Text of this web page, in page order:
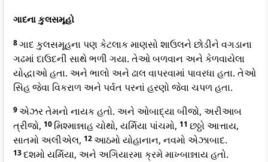
ગાદના કુલસમૂહો
8ગાદ કુલસમૂહના પણ કેટલાક માણસો શાઉલને છોડીને વગડાના
ગઢમાં દાઉદની સાથે ભળી ગયા. તેઓ બળવાન અને કેળવાયેલા
યોદ્ધાઓ હતા. અને ભાલો અને ઢાલ વાપરવામાં પાવરધા હતા. તેઓ
સિંહ જેવા વિકરાળ અને પર્વત પરનાં હરણો જેવા ચપળ હતા.
9એઝર તેમનો નાયક હતો. અને ઓબાદ્યા બીજો, અરીઆબ
ત્રીજો, 10 મિશ્માન્નાહ ચોથો, યર્મિયા પાંચમો, 11 છઠ્ઠો આત્તાય,
સાતમો અલીએલ, 12આઠમો યોહાનાન, નવમો એઝાબાદ.
13દશમો યર્મિયા, અને અગિયારમા ક્રમે માખ્બાન્નાય હતો.